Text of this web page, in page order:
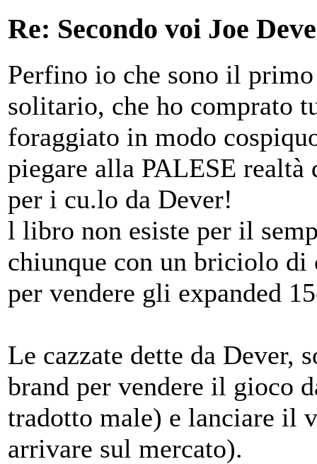
Re: Secondo voi Joe
Perfino io che sono il
solitario, che ho comprato
foraggiato in modo
piegare alla PALESE
per i cu.lo da Dever!
l libro non esiste per il
chiunque con un briciolo di
per vendere gli expanded
Le cazzate dette da Dever,
brand per vendere il gioco
tradotto male) e lanciare il
arrivare sul mercato).